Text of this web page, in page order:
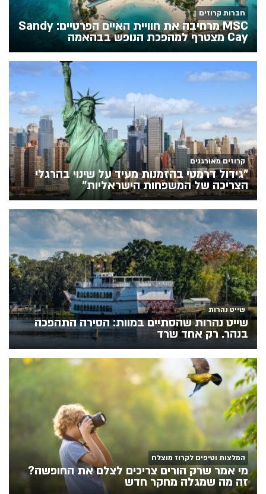
חברות קרוזים
MSC מרחיבה את חוויית האיים הפרטיים: Sandy
Cay מצטרף למהפכת הנופש בבהאמה
קרוזים מאורגנים
"גידול דרמטי בהזמנות מעיד על שינוי בהרגלי
הצריכה של המשפחות הישראליות"
שייט נהרות
שייט נהרות שהסתיים במוות: הסירה התהפכה
בנהר. רק אחד שרד
המלצות וטיפים לקרוז מוצלח
מי אמר שרק הורים צריכים לצלם את החופשה?
זה מה שמגלה מחקר חדש